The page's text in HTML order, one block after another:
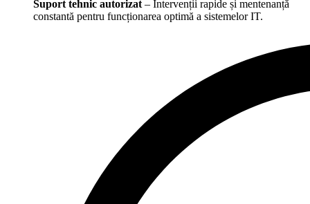
Suport tehnic autorizat – Intervenții rapide și mentenanță
constantă pentru funcționarea optimă a sistemelor IT.